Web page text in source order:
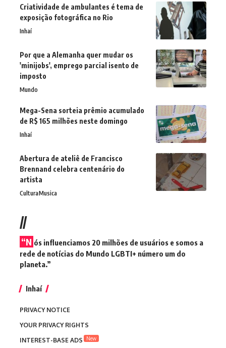
Criatividade de ambulantes é tema de
exposição fotográfica no Rio
Inhaí
Por que a Alemanha quer mudar os
'minijobs', emprego parcial isento de
imposto
Mundo
Mega-Sena sorteia prêmio acumulado
de R$ 165 milhões neste domingo
Inhaí
Abertura de ateliê de Francisco
Brennand celebra centenário do
artista
CulturaMusica
//
“N ós influenciamos 20 milhões de usuários e somos a
rede de notícias do Mundo LGBTI+ número um do
planeta.”
Inhaí
PRIVACY NOTICE
YOUR PRIVACY RIGHTS
INTEREST-BASE ADS
New